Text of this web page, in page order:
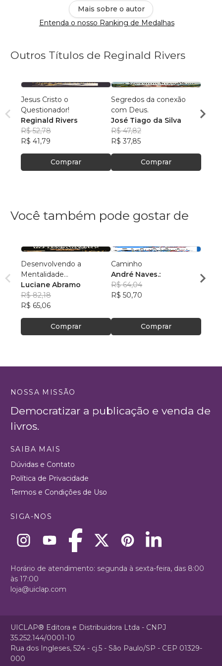
Mais sobre o autor
Entenda o nosso Ranking de Medalhas
Outros Títulos de Reginald Rivers
Jesus Cristo o
Questionador!
Reginald Rivers
R$ 52,78
R$ 41,79
Comprar
Segredos da conexão
com Deus.
José Tiago da Silva
R$ 47,82
R$ 37,85
Comprar
José
R$
Você também pode gostar de
Desenvolvendo a
Mentalidade
Empreendedora
Luciane Abramo
R$ 82,18
R$ 65,06
Comprar
Caminho
André Naves.:
R$ 64,04
R$ 50,70
Comprar
NOSSA MISSÃO
Democratizar a publicação e venda de
livros.
SAIBA MAIS
Dúvidas e Contato
Política de Privacidade
Termos e Condições de Uso
SIGA-NOS
Horário de atendimento: segunda à sexta-feira, das 8:00
às 17:00
loja@uiclap.com
UICLAP® Editora e Distribuidora Ltda - CNPJ
35.252.144/0001-10
Rua dos Ingleses, 524 - cj.5 - São Paulo/SP - CEP 01329-
000